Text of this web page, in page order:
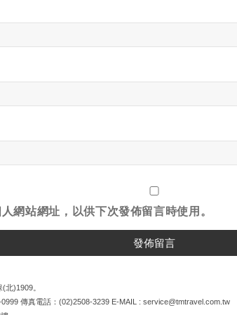
網站網址，以供下次發佈留言時使用。
北)1909。
傳真電話： (02)2508-3239 E-MAIL : service@tmtravel.com.tw